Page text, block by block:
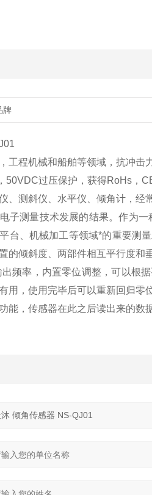
牌
工程机械和船舶等领域，抗冲
50VDC过压保护，获得RoHs，
、测斜仪、水平仪、倾角计，
子测量技术发展的结果。作为
台、机械加工等领域*的重要测
的倾斜度、两部件相互平行度和
频率，内置零位调整，可以根
用，使用完毕后可以重新回归
能，传感器在此之后读出来的数